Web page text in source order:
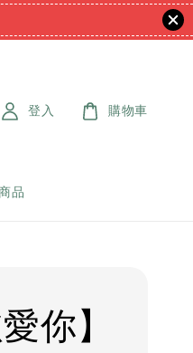
品
登入 購物車
你】